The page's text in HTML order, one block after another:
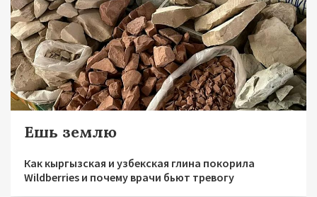
Ешь землю
Как кыргызская и узбекская глина покорила
Wildberries и почему врачи бьют тревогу